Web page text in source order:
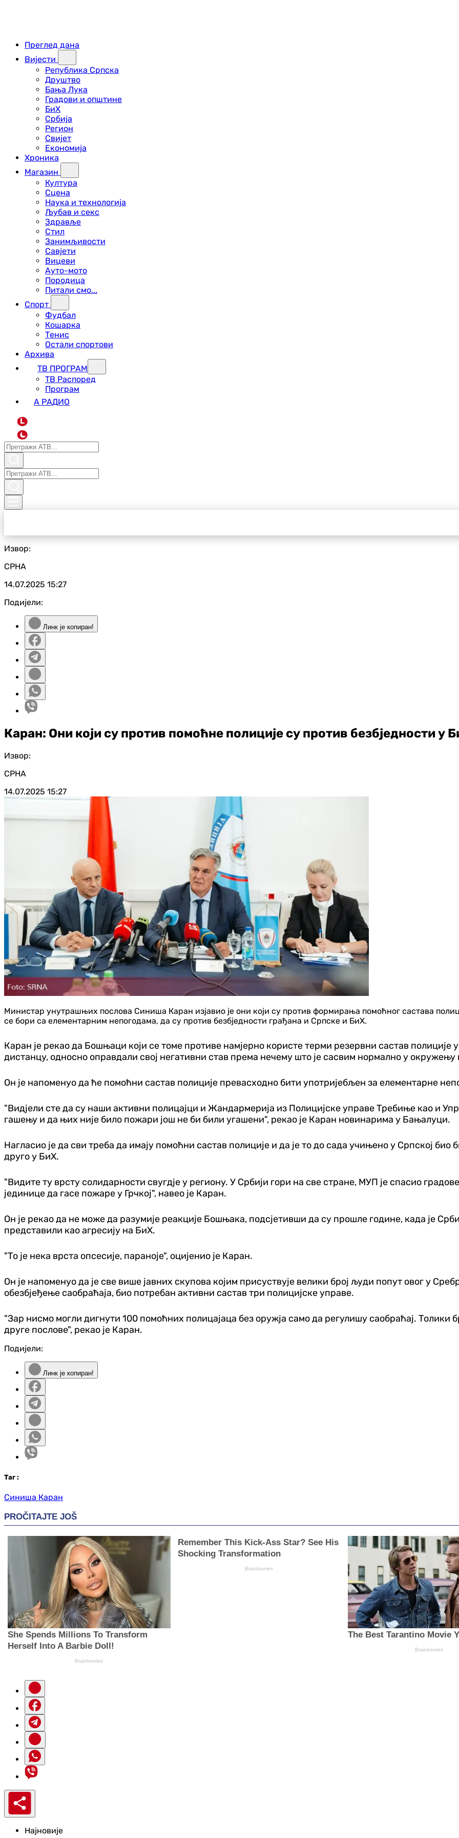
Преглед дана
Вијести
Република Српска
Друштво
Бања Лука
Градови и општине
БиХ
Србија
Регион
Свијет
Економија
Хроника
Магазин
Култура
Сцена
Наука и технологија
Љубав и секс
Здравље
Стил
Занимљивости
Савјети
Вицеви
Ауто-мото
Породица
Питали смо...
Спорт
Фудбал
Кошарка
Тенис
Остали спортови
Архива
ТВ ПРОГРАМ
ТВ Распоред
Програм
А РАДИО
L
Извор:
СРНА
14.07.2025 15:27
Подијели:
Линк је копиран!
Каран: Они који су против помоћне полиције су против безбједности у
Извор:
СРНА
14.07.2025 15:27
Министар унутрашњих послова Синиша Каран изјавио је они који су против формирања помоћног састава
се бори са елементарним непогодама, да су против безбједности грађана и Српске и БиХ.
Каран је рекао да Бошњаци који се томе противе намјерно користе терми резервни састав полиције
дистанцу, односно оправдали свој негативни став према нечему што је сасвим нормално у
Он је напоменуо да ће помоћни састав полиције превасходно бити употријебљен за елементарне
"Вид‌јели сте да су наши активни полицајци и Жандармерија из Полицијске управе Требиње као и
гашењу и да њих није било пожари још не би били угашени", рекао је Каран новинарима у Бањалуци.
Нагласио је да сви треба да имају помоћни састав полиције и да је то до сада учињено у Српској
друго у БиХ.
"Видите ту врсту солидарности свугд‌је у региону. У Србији гори на све стране, МУП је спасио
јединице да гасе пожаре у Грчкој", навео је Каран.
Он је рекао да не може да разумије реакције Бошњака, подсјетивши да су прошле године, када је
представили као агресију на БиХ.
"То је нека врста опсесије, параноје", оцијенио је Каран.
Он је напоменуо да је све више јавних скупова којим присуствује велики број људи попут овог у
обезбјеђење саобраћаја, био потребан активни састав три полицијске управе.
"Зар нисмо могли дигнути 100 помоћних полицајаца без оружја само да регулишу саобраћај. Толики
друге послове", рекао је Каран.
Подијели:
Линк је копиран!
Таг :
Синиша Каран
Најновије